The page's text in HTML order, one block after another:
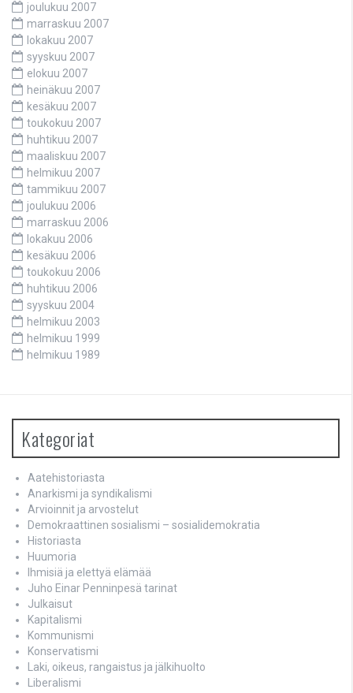
joulukuu 2007
marraskuu 2007
lokakuu 2007
syyskuu 2007
elokuu 2007
heinäkuu 2007
kesäkuu 2007
toukokuu 2007
huhtikuu 2007
maaliskuu 2007
helmikuu 2007
tammikuu 2007
joulukuu 2006
marraskuu 2006
lokakuu 2006
kesäkuu 2006
toukokuu 2006
huhtikuu 2006
syyskuu 2004
helmikuu 2003
helmikuu 1999
helmikuu 1989
Kategoriat
Aatehistoriasta
Anarkismi ja syndikalismi
Arvioinnit ja arvostelut
Demokraattinen sosialismi – sosialidemokratia
Historiasta
Huumoria
Ihmisiä ja elettyä elämää
Juho Einar Penninpesä tarinat
Julkaisut
Kapitalismi
Kommunismi
Konservatismi
Laki, oikeus, rangaistus ja jälkihuolto
Liberalismi